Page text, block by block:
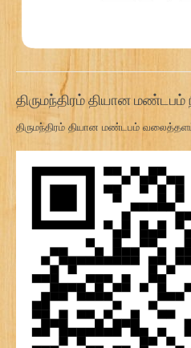
திருமந்திரம் தியான மண்டபம்
திருமந்திரம் தியான மண்டபம்